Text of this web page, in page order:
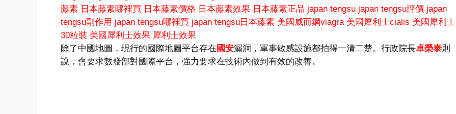
藤素 日本藤素哪裡買 日本藤素價格 日本藤素效果 日本藤素正品 japan tengsu japan tengsu評價 japan
tengsu副作用 japan tengsu哪裡買 japan tengsu日本藤素 美國威而鋼viagra 美國犀利士cialis 美國犀利士
30粒裝 美國犀利士效果 犀利士效果
除了中國地圖，現行的國際地圖平台存在 國安漏洞，軍事敏感設施都拍得一清二楚。行政院長卓榮泰則
說，會要求數發部對國際平台，強力要求在技術內做到有效的改善。